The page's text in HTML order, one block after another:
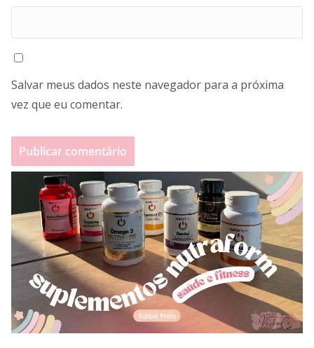
Salvar meus dados neste navegador para a próxima
vez que eu comentar.